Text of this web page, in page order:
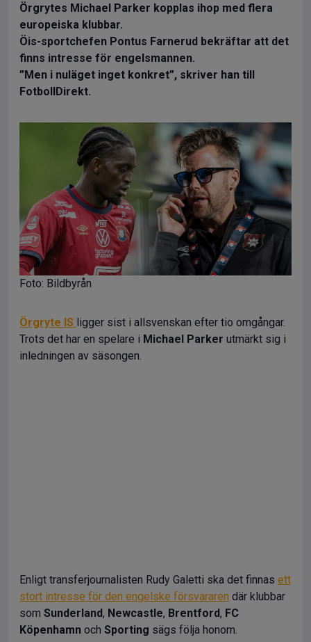
Örgrytes Michael Parker kopplas ihop med flera
europeiska klubbar.
Öis-sportchefen Pontus Farnerud bekräftar att det
finns intresse för engelsmannen.
”Men i nuläget inget konkret”, skriver han till
FotbollDirekt.
Foto: Bildbyrån
Örgryte IS ligger sist i allsvenskan efter tio omgångar.
Trots det har en spelare i Michael Parker utmärkt sig i
inledningen av säsongen.
Enligt transferjournalisten Rudy Galetti ska det finnas ett
stort intresse för den engelske försvararen där klubbar
som Sunderland, Newcastle, Brentford, FC
Köpenhamn och Sporting sägs följa honom.